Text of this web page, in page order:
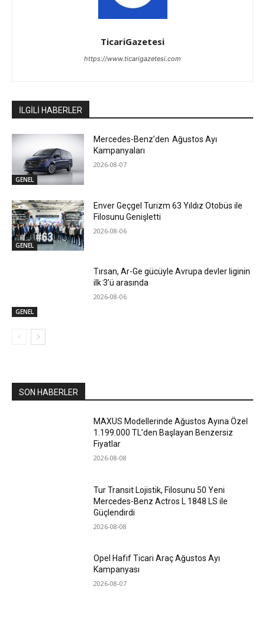
TicariGazetesi
https://www.ticarigazetesi.com
İLGİLİ HABERLER
GENEL
Mercedes-Benz’den Ağustos Ayı
Kampanyaları
2026-08-07
GENEL
Enver Geçgel Turizm 63 Yıldız Otobüs ile
Filosunu Genişletti
2026-08-06
GENEL
Tırsan, Ar-Ge gücüyle Avrupa devler liginin
ilk 3’ü arasında
2026-08-06
SON HABERLER
MAXUS Modellerinde Ağustos Ayına Özel
1.199.000 TL’den Başlayan Benzersiz
Fiyatlar
2026-08-08
Tur Transit Lojistik, Filosunu 50 Yeni
Mercedes-Benz Actros L 1848 LS ile
Güçlendirdi
2026-08-08
Opel Hafif Ticari Araç Ağustos Ayı
Kampanyası
2026-08-07